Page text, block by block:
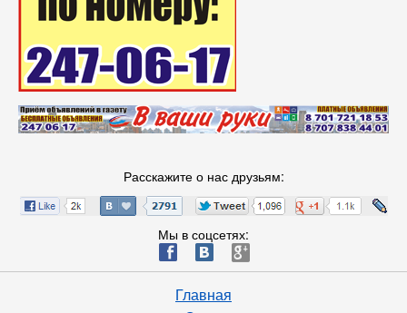
Расскажите о нас друзьям:
Мы в соцсетях:
ä æ è
Главная